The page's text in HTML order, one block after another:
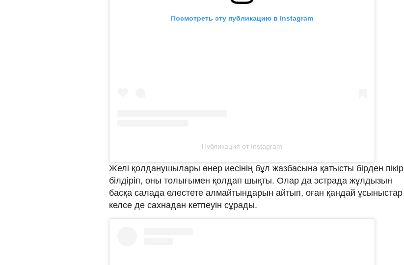
Посмотреть эту публикацию в Instagram
Публикация от Instagram
Желі қолданушылары өнер иесінің бұл жазбасына қатысты бірден пікір
білдіріп, оны толығымен қолдап шықты. Олар да эстрада жұлдызын
басқа салада елестете алмайтындарын айтып, оған қандай ұсыныстар
келсе де сахнадан кетпеуін сұрады.